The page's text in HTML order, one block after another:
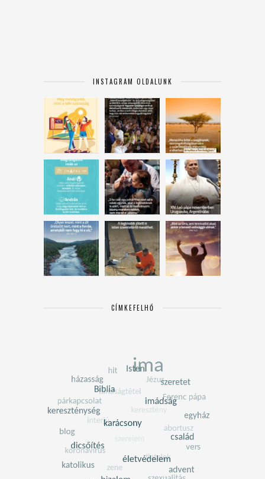
INSTAGRAM OLDALUNK
CÍMKEFELHŐ